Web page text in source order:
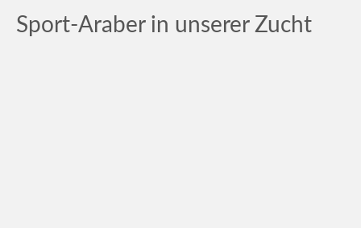
Sport-Araber in unserer Zucht